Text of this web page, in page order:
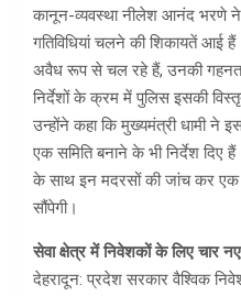
कानून-व्यवस्था नीलेश आनंद भरणे ने
गतिविधियां चलने की शिकायतें
अवैध रूप से चल रहे हैं, उनकी
निर्देशों के क्रम में पुलिस इसकी
उन्होंने कहा कि मुख्यमंत्री धामी ने
एक समिति बनाने के भी निर्देश दिए
के साथ इन मदरसों की जांच कर एक
सौंपेगी।
सेवा क्षेत्र में निवेशकों के लिए चार
देहरादून: प्रदेश सरकार वैश्विक